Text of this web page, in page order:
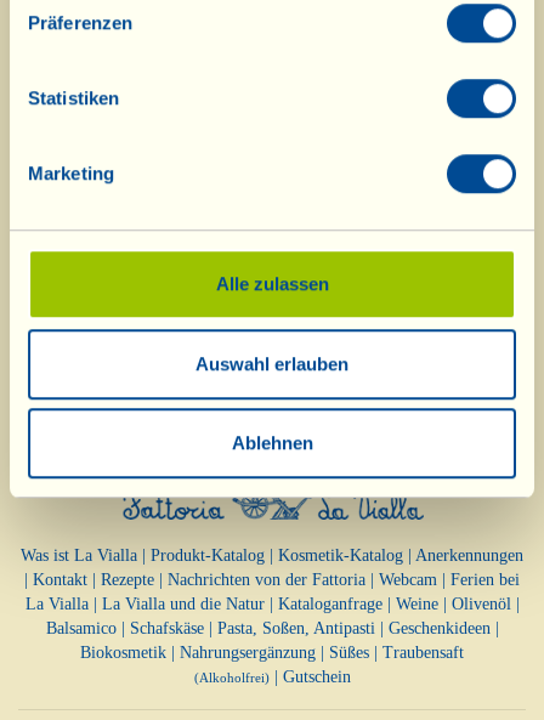
Präferenzen
Statistiken
Marketing
Alle zulassen
Auswahl erlauben
Ablehnen
etwa zwei Stunden in den Kühlschrank stellen.
Nach Ablauf dieser Zeit herausnehmen und sehr
langsam den Sekt angießen. Umrühren und auf
die bereits mit je 3-4 Eiswürfeln gefüllten Gläser
verteilen, die Sie mit einer eingeschnittenen, auf
den Glasrand gesteckten Limettenscheibe
den Sommer anzustoßen!
Was ist La Vialla Produkt-Katalog Kosmetik-Katalog
Anerkennungen
Kontakt Rezepte Nachrichten von der Fattoria Webcam
Ferien bei
La Vialla| La Vialla und die Natur| Kataloganfrage| Weine| Olivenöl
Balsamico| Schafskäse| Pasta, Soßen, Antipasti Geschenkideen
Biokosmetik
Nahrungsergänzung Süßes Traubensaft
(Alkoholfrei)| Gutschein